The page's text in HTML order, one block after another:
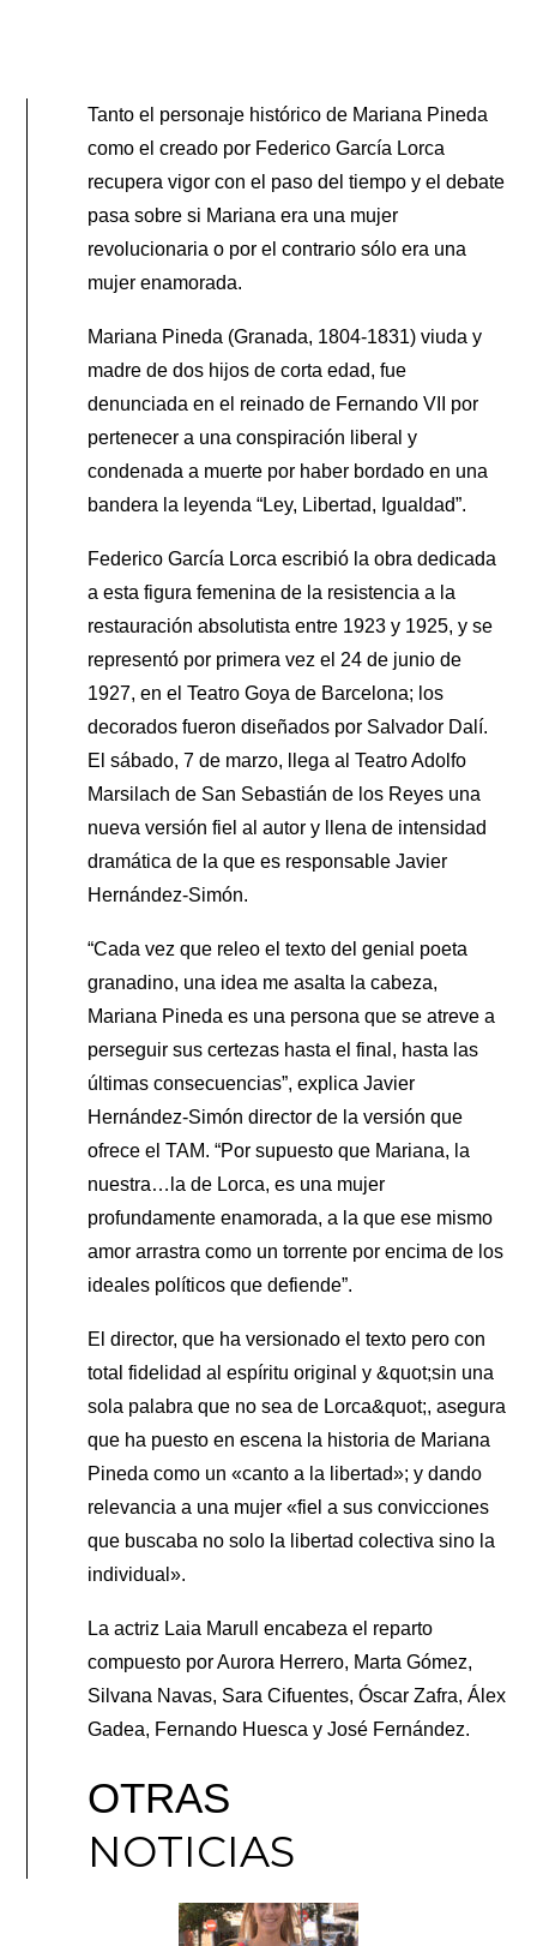
Tanto el personaje histórico de Mariana Pineda
como el creado por Federico García Lorca
recupera vigor con el paso del tiempo y el debate
pasa sobre si Mariana era una mujer
revolucionaria o por el contrario sólo era una
mujer enamorada.
Mariana Pineda (Granada, 1804-1831) viuda y
madre de dos hijos de corta edad, fue
denunciada en el reinado de Fernando VII por
pertenecer a una conspiración liberal y
condenada a muerte por haber bordado en una
bandera la leyenda “Ley, Libertad, Igualdad”.
Federico García Lorca escribió la obra dedicada
a esta figura femenina de la resistencia a la
restauración absolutista entre 1923 y 1925, y se
representó por primera vez el 24 de junio de
1927, en el Teatro Goya de Barcelona; los
decorados fueron diseñados por Salvador Dalí.
El sábado, 7 de marzo, llega al Teatro Adolfo
Marsilach de San Sebastián de los Reyes una
nueva versión fiel al autor y llena de intensidad
dramática de la que es responsable Javier
Hernández-Simón.
“Cada vez que releo el texto del genial poeta
granadino, una idea me asalta la cabeza,
Mariana Pineda es una persona que se atreve a
perseguir sus certezas hasta el final, hasta las
últimas consecuencias”, explica Javier
Hernández-Simón director de la versión que
ofrece el TAM. “Por supuesto que Mariana, la
nuestra…la de Lorca, es una mujer
profundamente enamorada, a la que ese mismo
amor arrastra como un torrente por encima de los
ideales políticos que defiende”.
El director, que ha versionado el texto pero con
total fidelidad al espíritu original y &quot;sin una
sola palabra que no sea de Lorca&quot;, asegura
que ha puesto en escena la historia de Mariana
Pineda como un «canto a la libertad»; y dando
relevancia a una mujer «fiel a sus convicciones
que buscaba no solo la libertad colectiva sino la
individual».
La actriz Laia Marull encabeza el reparto
compuesto por Aurora Herrero, Marta Gómez,
Silvana Navas, Sara Cifuentes, Óscar Zafra, Álex
Gadea, Fernando Huesca y José Fernández.
OTRAS
NOTICIAS